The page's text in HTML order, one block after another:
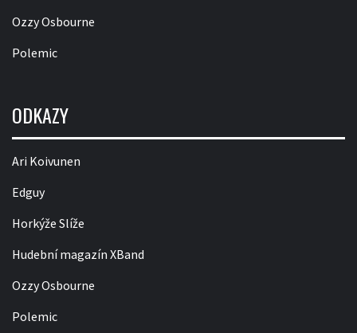
Ozzy Osbourne
Polemic
ODKAZY
Ari Koivunen
Edguy
Horkýže Slíže
Hudební magazín XBand
Ozzy Osbourne
Polemic